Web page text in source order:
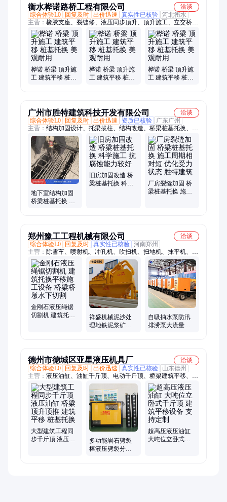
衡水桦诺路桥工程有限公司
洽谈
综合体验L0
回复及时 出价迅速 真实性已核验 河北衡水
主营： 橡胶支座、裂缝修、液压同步顶升、顶升施工、立交桥、
程设备、垫石增高、千斤顶、液压系统定制、桩基托、千金顶
桦诺 桥梁 顶升施
工 建筑平移 桩基
桦诺 桥梁 顶升施
工 建筑平移 桩基
桦诺 桥梁 顶升施
工 建筑平移 桩基
广州市胜特建筑科技开发有限公司
洽谈
综合体验L0
回复及时 出价迅速 资质已核验
广东广州
主营： 结构加固设计、托梁拔柱、结构改造、桥梁桩基托换、基
础加固、裂缝处理、房屋纠偏、建筑加固改造、厂房加固、学校
加固、别墅加固、机房加固、梁板柱加固
地下室结构加固
桥梁桩基托换 正
旧房加固改造 桥
梁桩基托换 科学
厂房裂缝加固 桥
梁桩基托换 施工
郑州豫工工程机械有限公司
洽谈
综合体验L0
回复及时 真实性已核验 河南郑州
主营： 除雪车、喷射机、冲孔机、吹扫机、扫地机、抹平机、污
水泵、灰浆泵、鹰嘴钳、拉毛机、洗砂机、雾化机、拉网机、修
剪机、加热垫、除雪机、扫雪板、振动器、软管泵、注浆机、高
压泵、凿毛机、防撞墙、冲剪机、抽水泵
金刚石液压绳锯
切割机 建筑托换
祥盛机械泥沙处
理地铁泥浆矿用
自吸抽水泵防汛
排涝泵大流量排
德州市德城区亚星液压机具厂
洽谈
综合体验L0
回复及时 出价迅速 真实性已核验
山东德州
主营： 液压油缸、油缸千斤顶、电动千斤顶、桥梁建筑平移、液
压千斤顶、顶升千斤顶、液压顶管机、大吨位千斤顶、分离式千
斤顶、智能同步顶升
大型建筑工程同
步千斤顶 液压油
多功能岩石劈裂
棒液压劈裂分裂
超高压液压油缸
大吨位立卧式千